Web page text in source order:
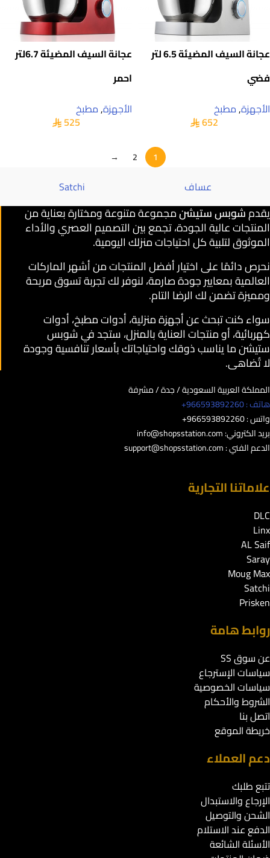
عجانة السيف المضيئة 6.5 لتر
فضي
الأجهزة,مطبخ
652
عجانة السيف المضيئة 6.7لتر
احمر
الأجهزة,مطبخ
525
1
2
→
عساف Satchi
يقدمشوبس ستيشنمجموعة متنوعة ومختارة بعناية من
المنتجات عالية الجودة، تجمع بين التصميم العصري والأداء
الموثوق لتلبية كل احتياجات منزلك اليومية.
نحرص دائمًا على اختيار أفضل المنتجات من أشهر الماركات
العالمية بمعايير جودة صارمة، لنوفر لك تجربة تسوق مريحة
ومميزة تضمن لك الرضا التام.
سواء كنت تبحث عن أجهزة منزلية، أدوات مطبخ، أدوات
كهربائية، أو منتجات العناية بالمنزل، ستجد في شوبس
ستيشن ما يناسب ذوقك واحتياجاتك بأسعار تنافسية وجودة
لا تُضاهى.
المملكة العربية السعودية / جدة / مشرفة
هاتف : 966593892260+
واتس : 966593892260+
بريد الكتروني:info@shopsstation.com
الدعم الفني :support@shopsstation.com
علاماتنا التجارية
DLC
Linx
AL Saif
Saray
Moug Max
Satchi
Prisken
روابط هامة
عن سوق SS
سياسات الإسترجاع
سياسات الخصوصية
الشروط والأحكام
اتصل بنا
خريطة الموقع
دعم العملاء
تتبع طلبك
الإرجاع والاستبدال
الشحن والتوصيل
الدفع عند الاستلام
الأسئلة الشائعة